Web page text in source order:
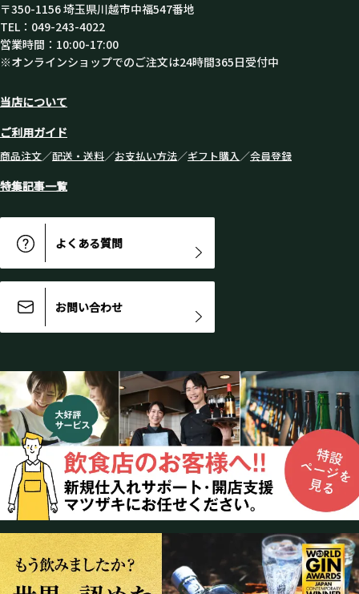
〒350-1156 埼玉県川越市中福547番地
TEL：049-243-4022
営業時間：10:00-17:00
※オンラインショップでのご注文は24時間365日受付中
当店について
ご利用ガイド
商品注文／配送・送料／お支払い方法／ギフト購入／会員登録
特集記事一覧
よくある質問
お問い合わせ